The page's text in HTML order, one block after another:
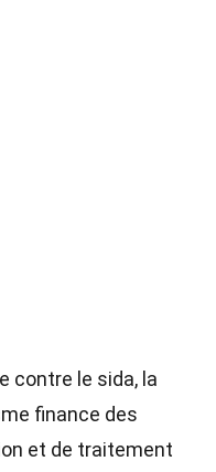
contre le sida, la
finance des
et de traitement